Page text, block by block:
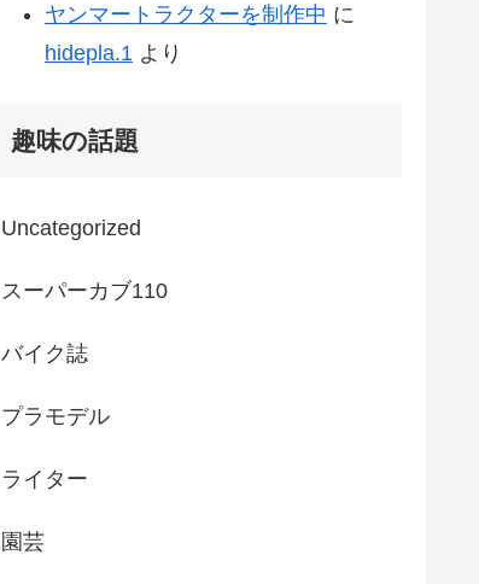
ヤンマートラクターを制作中 に
hidepla.1 より
趣味の話題
Uncategorized
スーパーカブ110
バイク誌
プラモデル
ライター
園芸